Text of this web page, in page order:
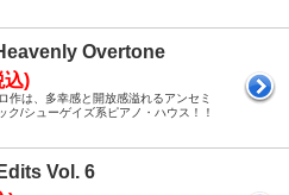
Overtone
込)
作は、多幸感と開放感溢れるアンセミ
ク/シューゲイズ系ピアノ・ハウス！！
Vol. 6